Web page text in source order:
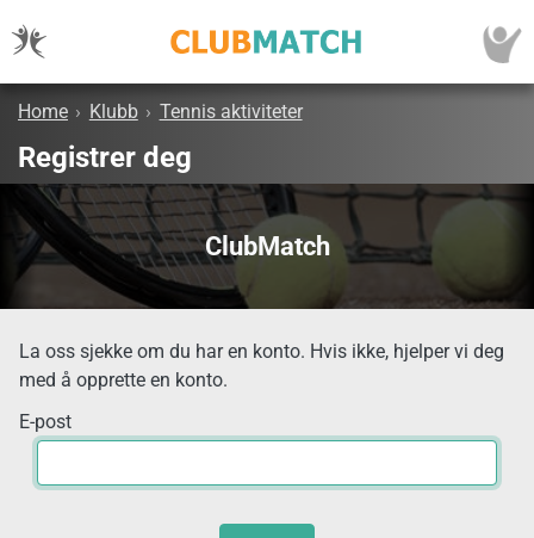
Home › Klubb › Tennis aktiviteter
Registrer deg
ClubMatch
La oss sjekke om du har en konto. Hvis ikke, hjelper vi deg
med å opprette en konto.
E-post